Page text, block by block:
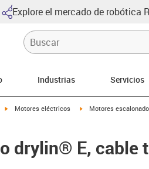
Explore el mercado de robótica
Industrias Servicios
igus-icon-arrow-right
Motores eléctricos igus-icon-arrow-right
Motores
drylin® E, cable